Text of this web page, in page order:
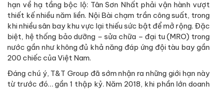
hạn về hạ tầng bộc lộ: Tân Sơn Nhất phải vận hành vượt
thiết kế nhiều năm liền. Nội Bài chạm trần công suất, trong
khi nhiều sân bay khu vực lại thiếu sức bật để mở rộng. Đặc
biệt, hệ thống bảo dưỡng – sửa chữa – đại tu (MRO) trong
nước gần như không đủ khả năng đáp ứng đội tàu bay gần
200 chiếc của Việt Nam.
Đáng chú ý, T&T Group đã sớm nhận ra những giới hạn này
từ trước đó… gần 1 thập kỷ. Năm 2018, khi phần lớn doanh